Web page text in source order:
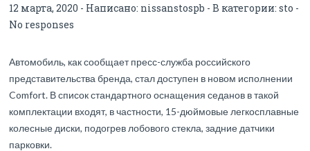
12 марта, 2020 - Написано: nissanstospb - В категории:sto -
No responses
Автомобиль, как сообщает пресс-служба российского
представительства бренда, стал доступен в новом исполнении
Comfort. В список стандартного оснащения седанов в такой
комплектации входят, в частности, 15-дюймовые легкосплавные
колесные диски, подогрев лобового стекла, задние датчики
парковки.